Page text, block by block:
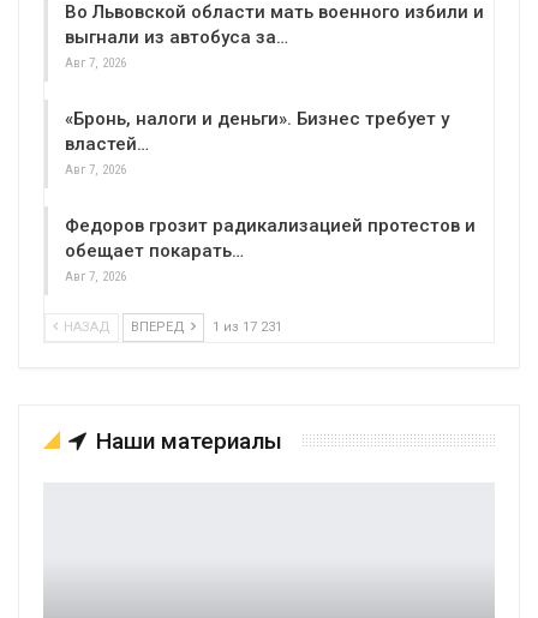
Во Львовской области мать военного избили и
выгнали из автобуса за…
Авг 7, 2026
«Бронь, налоги и деньги». Бизнес требует у
властей…
Авг 7, 2026
Федоров грозит радикализацией протестов и
обещает покарать…
Авг 7, 2026
НАЗАД ВПЕРЕД 1 из 17 231
Наши материалы